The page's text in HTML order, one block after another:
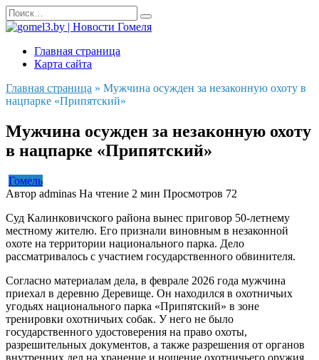
Перейти
к
содержанию
Search
for:
Главная страница
Карта сайта
Главная страница » Мужчина осужден за незаконную охоту в
нацпарке «Припятский»
Мужчина осужден за незаконную охоту
в нацпарке «Припятский»
Гомель
Автор adminas На чтение 2 мин Просмотров 72
Суд Калинковичского района вынес приговор 50-летнему
местному жителю. Его признали виновным в незаконной
охоте на территории национального парка. Дело
рассматривалось с участием государственного обвинителя.
Согласно материалам дела, в феврале 2026 года мужчина
приехал в деревню Деревище. Он находился в охотничьих
угодьях национального парка «Припятский» в зоне
тренировки охотничьих собак. У него не было
государственного удостоверения на право охоты,
разрешительных документов, а также разрешения от органов
внутренних дел на хранение и ношение охотничьего оружия.